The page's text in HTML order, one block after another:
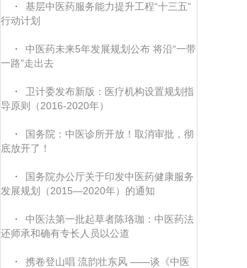
·
基层中医药服务能力提升工程“十三五”
行动计划
·
中医药未来5年发展规划公布 将沿“一带
一路”走出去
·
卫计委发布新版：医疗机构设置规划指
导原则（2016-2020年）
·
国务院：中医诊所开放！取消审批，彻
底放开了！
·
国务院办公厅关于印发中医药健康服务
发展规划（2015—2020年）的通知
·
中医法第一批起草者陈珞珈：中医药法
还师承和确有专长人员以公道
·
携卷登山唱 流韵壮东风 ——谈《中医